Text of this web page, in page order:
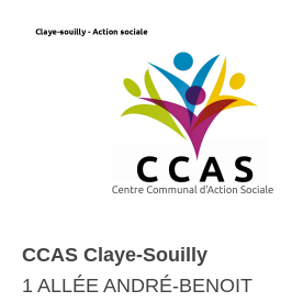
CCAS Claye-Souilly
1 ALLÉE ANDRÉ-BENOIT